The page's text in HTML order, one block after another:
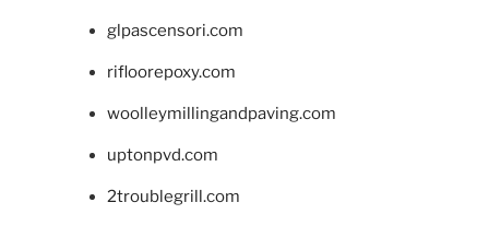
glpascensori.com
rifloorepoxy.com
woolleymillingandpaving.com
uptonpvd.com
2troublegrill.com